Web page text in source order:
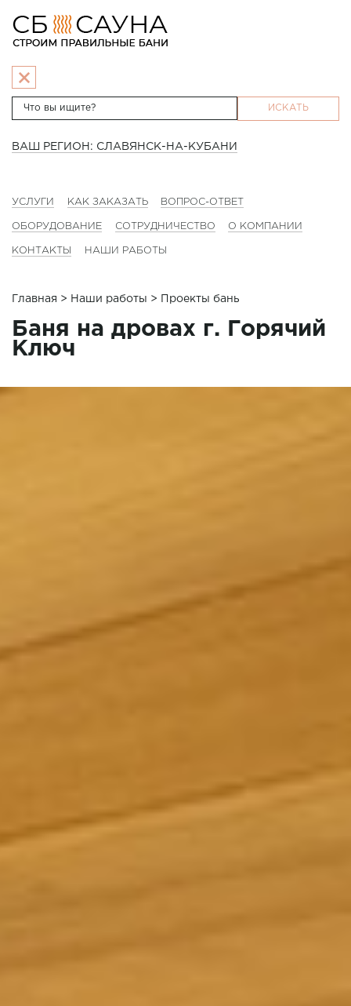
ИСКАТЬ
ВАШ РЕГИОН: СЛАВЯНСК-НА-КУБАНИ
УСЛУГИ КАК ЗАКАЗАТЬ ВОПРОС-ОТВЕТ
ОБОРУДОВАНИЕ СОТРУДНИЧЕСТВО О КОМПАНИИ
КОНТАКТЫ НАШИ РАБОТЫ
Главная > Наши работы > Проекты бань
Баня на дровах г. Горячий
Ключ